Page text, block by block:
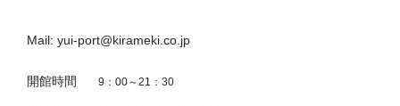
Mail: yui-port@kirameki.co.jp
開館時間 9：00～21：30